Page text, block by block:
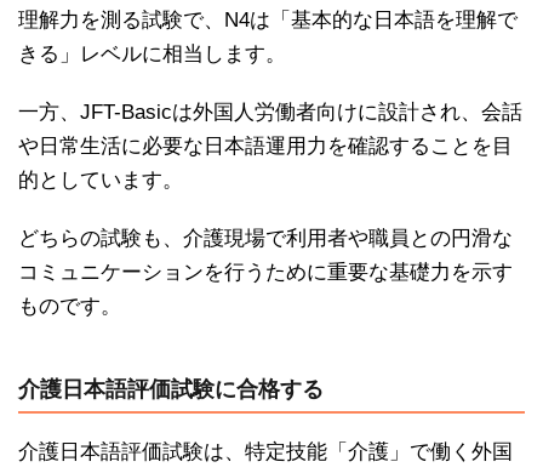
理解力を測る試験で、N4は「基本的な日本語を理解で
きる」レベルに相当します。
一方、JFT-Basicは外国人労働者向けに設計され、会話
や日常生活に必要な日本語運用力を確認することを目
的としています。
どちらの試験も、介護現場で利用者や職員との円滑な
コミュニケーションを行うために重要な基礎力を示す
ものです。
介護日本語評価試験に合格する
介護日本語評価試験は、特定技能「介護」で働く外国